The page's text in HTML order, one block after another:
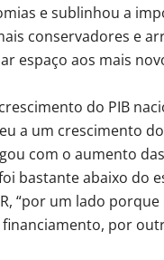
e sublinhou a
conservadores e
espaço aos mais
do PIB
a um crescimento
com o aumento
bastante abaixo do
“por um lado
por